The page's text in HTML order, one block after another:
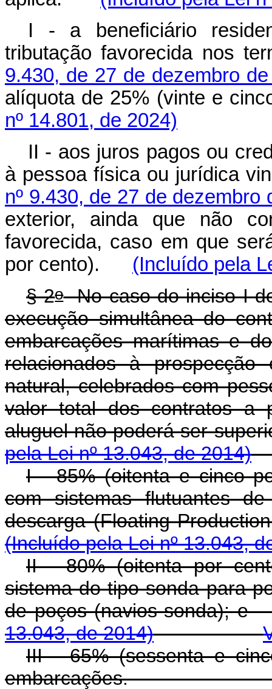
I - a beneficiário
tributação favorecida nos
9.430, de 27 de dezembro
alíquota de 25% (vinte e
nº 14.801, de 2024)
II - aos juros pagos ou
à pessoa física ou jurídica
nº 9.430, de 27 de dezembro
exterior, ainda que não
favorecida, caso em que
por cento). (Incluído pela
§ 2oNo caso do inciso I
execução simultânea do
embarcações marítimas e
relacionados à
natural, celebrados com
valor total dos contratos a
aluguel não poderá
pela Lei nº 13.043, de 2014)
I - 85% (oitenta e cinco
com sistemas flutuantes
descarga (Floating
(Incluído pela Lei nº 13.043,
II - 80% (oitenta por
sistema do tipo sonda para
de poços
13.043, de 2014)
III - 65% (sessenta e